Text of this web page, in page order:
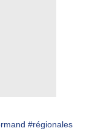
#régionales